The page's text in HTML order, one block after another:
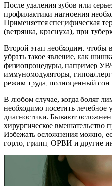
После удаления зубов или
профилактики нагноения
Применяется специфическая
(ветрянка, краснуха), при
Второй этап необходим, чтобы
убрать такое явление, как
физиопроцедуры, например
иммуномодуляторы,
режим труда, полноценный сон.
В любом случае, когда болят
необходимо посетить лечебное
диагностики. Бывают
хирургическое вмешательство
Избежать осложнения можно,
горло, грипп, ОРВИ и другие